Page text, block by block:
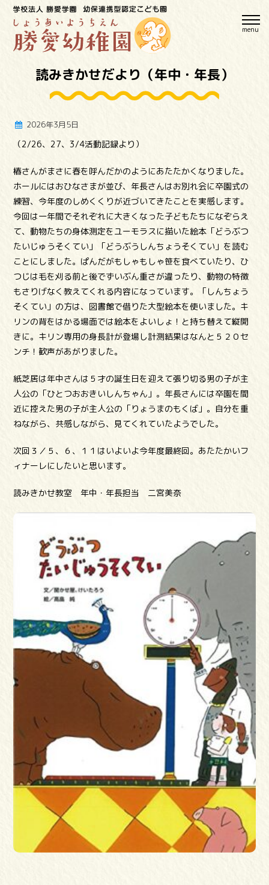
読みきかせだより（年中・年長）
2026年3月5日
（2/26、27、3/4活動記録より）
椿さんがまさに春を呼んだかのようにあたたかくなりました。
ホールにはおひなさまが並び、年長さんはお別れ会に卒園式の
練習、今年度のしめくくりが近づいてきたことを実感します。
今回は一年間でそれぞれに大きくなった子どもたちになぞらえ
て、動物たちの身体測定をユーモラスに描いた絵本「どうぶつ
たいじゅうそくてい」「どうぶうしんちょうそくてい」を読む
ことにしました。ぱんだがもしゃもしゃ笹を食べていたり、ひ
つじは毛を刈る前と後でずいぶん重さが違ったり、動物の特徴
もさりげなく教えてくれる内容になっています。「しんちょう
そくてい」の方は、図書館で借りた大型絵本を使いました。キ
リンの背をはかる場面では絵本をよいしょ！と持ち替えて縦開
きに。キリン専用の身長計が登場し計測結果はなんと５２０セ
ンチ！歓声があがりました。
紙芝居は年中さんは５才の誕生日を迎えて張り切る男の子が主
人公の「ひとつおおきいしんちゃん」。年長さんには卒園を間
近に控えた男の子が主人公の「りょうまのもくば」。自分を重
ねながら、共感しながら、見てくれていたようでした。
次回３／５、６、１１はいよいよ今年度最終回。あたたかいフ
ィナーレにしたいと思います。
読みきかせ教室 年中・年長担当 二宮美奈
menu